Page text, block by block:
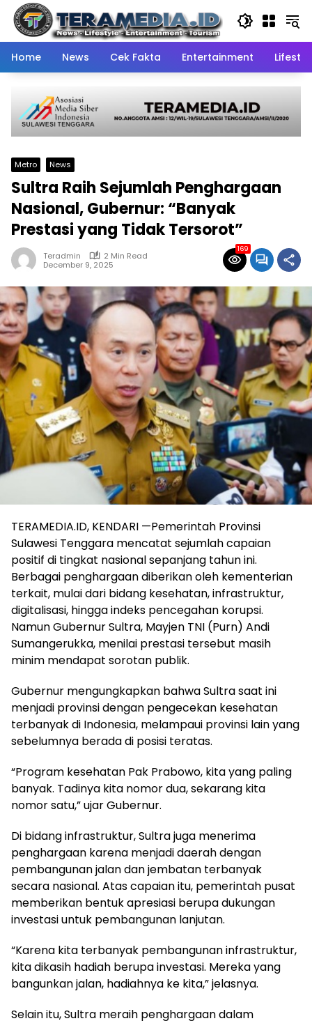
Skip
content
Home
News Cek Fakta Entertainment
Metro News
Sultra Raih Sejumlah Penghargaan
Nasional, Gubernur: “Banyak
Prestasi yang Tidak Tersorot”
Teradmin
2 Min Read
December 9, 2025
169
TERAMEDIA.ID, KENDARI —Pemerintah Provinsi
Sulawesi Tenggara mencatat sejumlah capaian
positif di tingkat nasional sepanjang tahun ini.
Berbagai penghargaan diberikan oleh kementerian
terkait, mulai dari bidang kesehatan, infrastruktur,
digitalisasi, hingga indeks pencegahan korupsi.
Namun Gubernur Sultra, Mayjen TNI (Purn) Andi
Sumangerukka, menilai prestasi tersebut masih
minim mendapat sorotan publik.
Gubernur mengungkapkan bahwa Sultra saat ini
menjadi provinsi dengan pengecekan kesehatan
terbanyak di Indonesia, melampaui provinsi lain yang
sebelumnya berada di posisi teratas.
“Program kesehatan Pak Prabowo, kita yang paling
banyak. Tadinya kita nomor dua, sekarang kita
nomor satu,” ujar Gubernur.
Di bidang infrastruktur, Sultra juga menerima
penghargaan karena menjadi daerah dengan
pembangunan jalan dan jembatan terbanyak
secara nasional. Atas capaian itu, pemerintah pusat
memberikan bentuk apresiasi berupa dukungan
investasi untuk pembangunan lanjutan.
“Karena kita terbanyak pembangunan infrastruktur,
kita dikasih hadiah berupa investasi. Mereka yang
bangunkan jalan, hadiahnya ke kita,” jelasnya.
Selain itu, Sultra meraih penghargaan dalam